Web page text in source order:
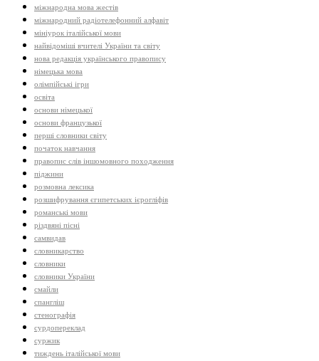
міжнародна мова жестів
міжнародний радіотелефонний алфавіт
мініурок італійської мови
найвідоміші вчителі України та світу
нова редакція українського правопису
німецька мова
олімпійські ігри
освіта
основи німецької
основи французької
перші словники світу
початок навчання
правопис слів іншомовного походження
піджини
розмовна лексика
розшифрування єгипетських ієрогліфів
романські мови
різдвяні пісні
самвидав
словникарство
словники
словники України
смайли
спангліш
стенографія
сурдопереклад
суржик
тиждень італійської мови